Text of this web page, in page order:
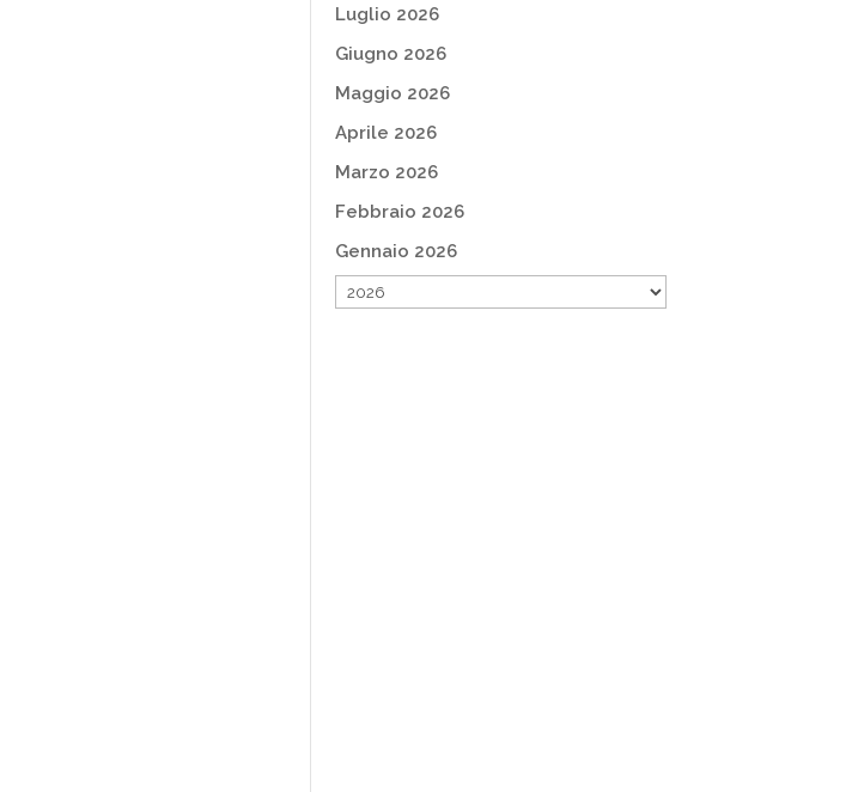
Luglio 2026
Giugno 2026
Maggio 2026
Aprile 2026
Marzo 2026
Febbraio 2026
Gennaio 2026